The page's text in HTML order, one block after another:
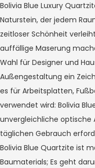
Bolivia Blue Luxury
Naturstein, der jedem
zeitloser Schönheit
auffällige Maserung
Wahl für Designer und
Außengestaltung ein
es für Arbeitsplatten,
verwendet wird: Bolivia
unvergleichliche
täglichen Gebrauch
Bolivia Blue Quartzite ist
Baumaterials; Es geht